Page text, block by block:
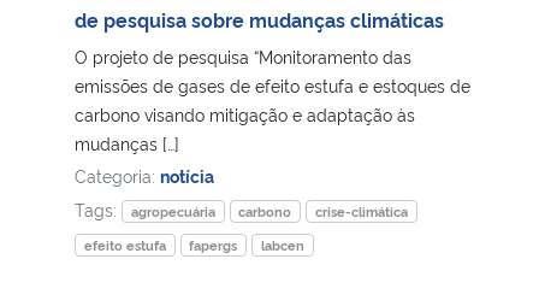
Ministério de Minas e Energia
Ministério da Ciência, Tecnologia, Inovações e Comunicações
Ministério do Meio Ambiente
Ministério do Turismo
de pesquisa sobre mudanças climáticas
O projeto de pesquisa “Monitoramento das
emissões de gases de efeito estufa e estoques de
carbono visando mitigação e adaptação às
mudanças […]
Categoria: notícia
Tags:
agropecuária carbono
crise-climática
efeito estufa
fapergs labcen